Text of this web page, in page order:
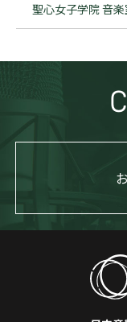
聖心女子学院 音